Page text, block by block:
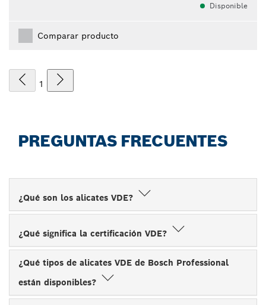
Disponible
Comparar producto
1
PREGUNTAS FRECUENTES
¿Qué son los alicates VDE?
¿Qué significa la certificación VDE?
¿Qué tipos de alicates VDE de Bosch Professional
están disponibles?